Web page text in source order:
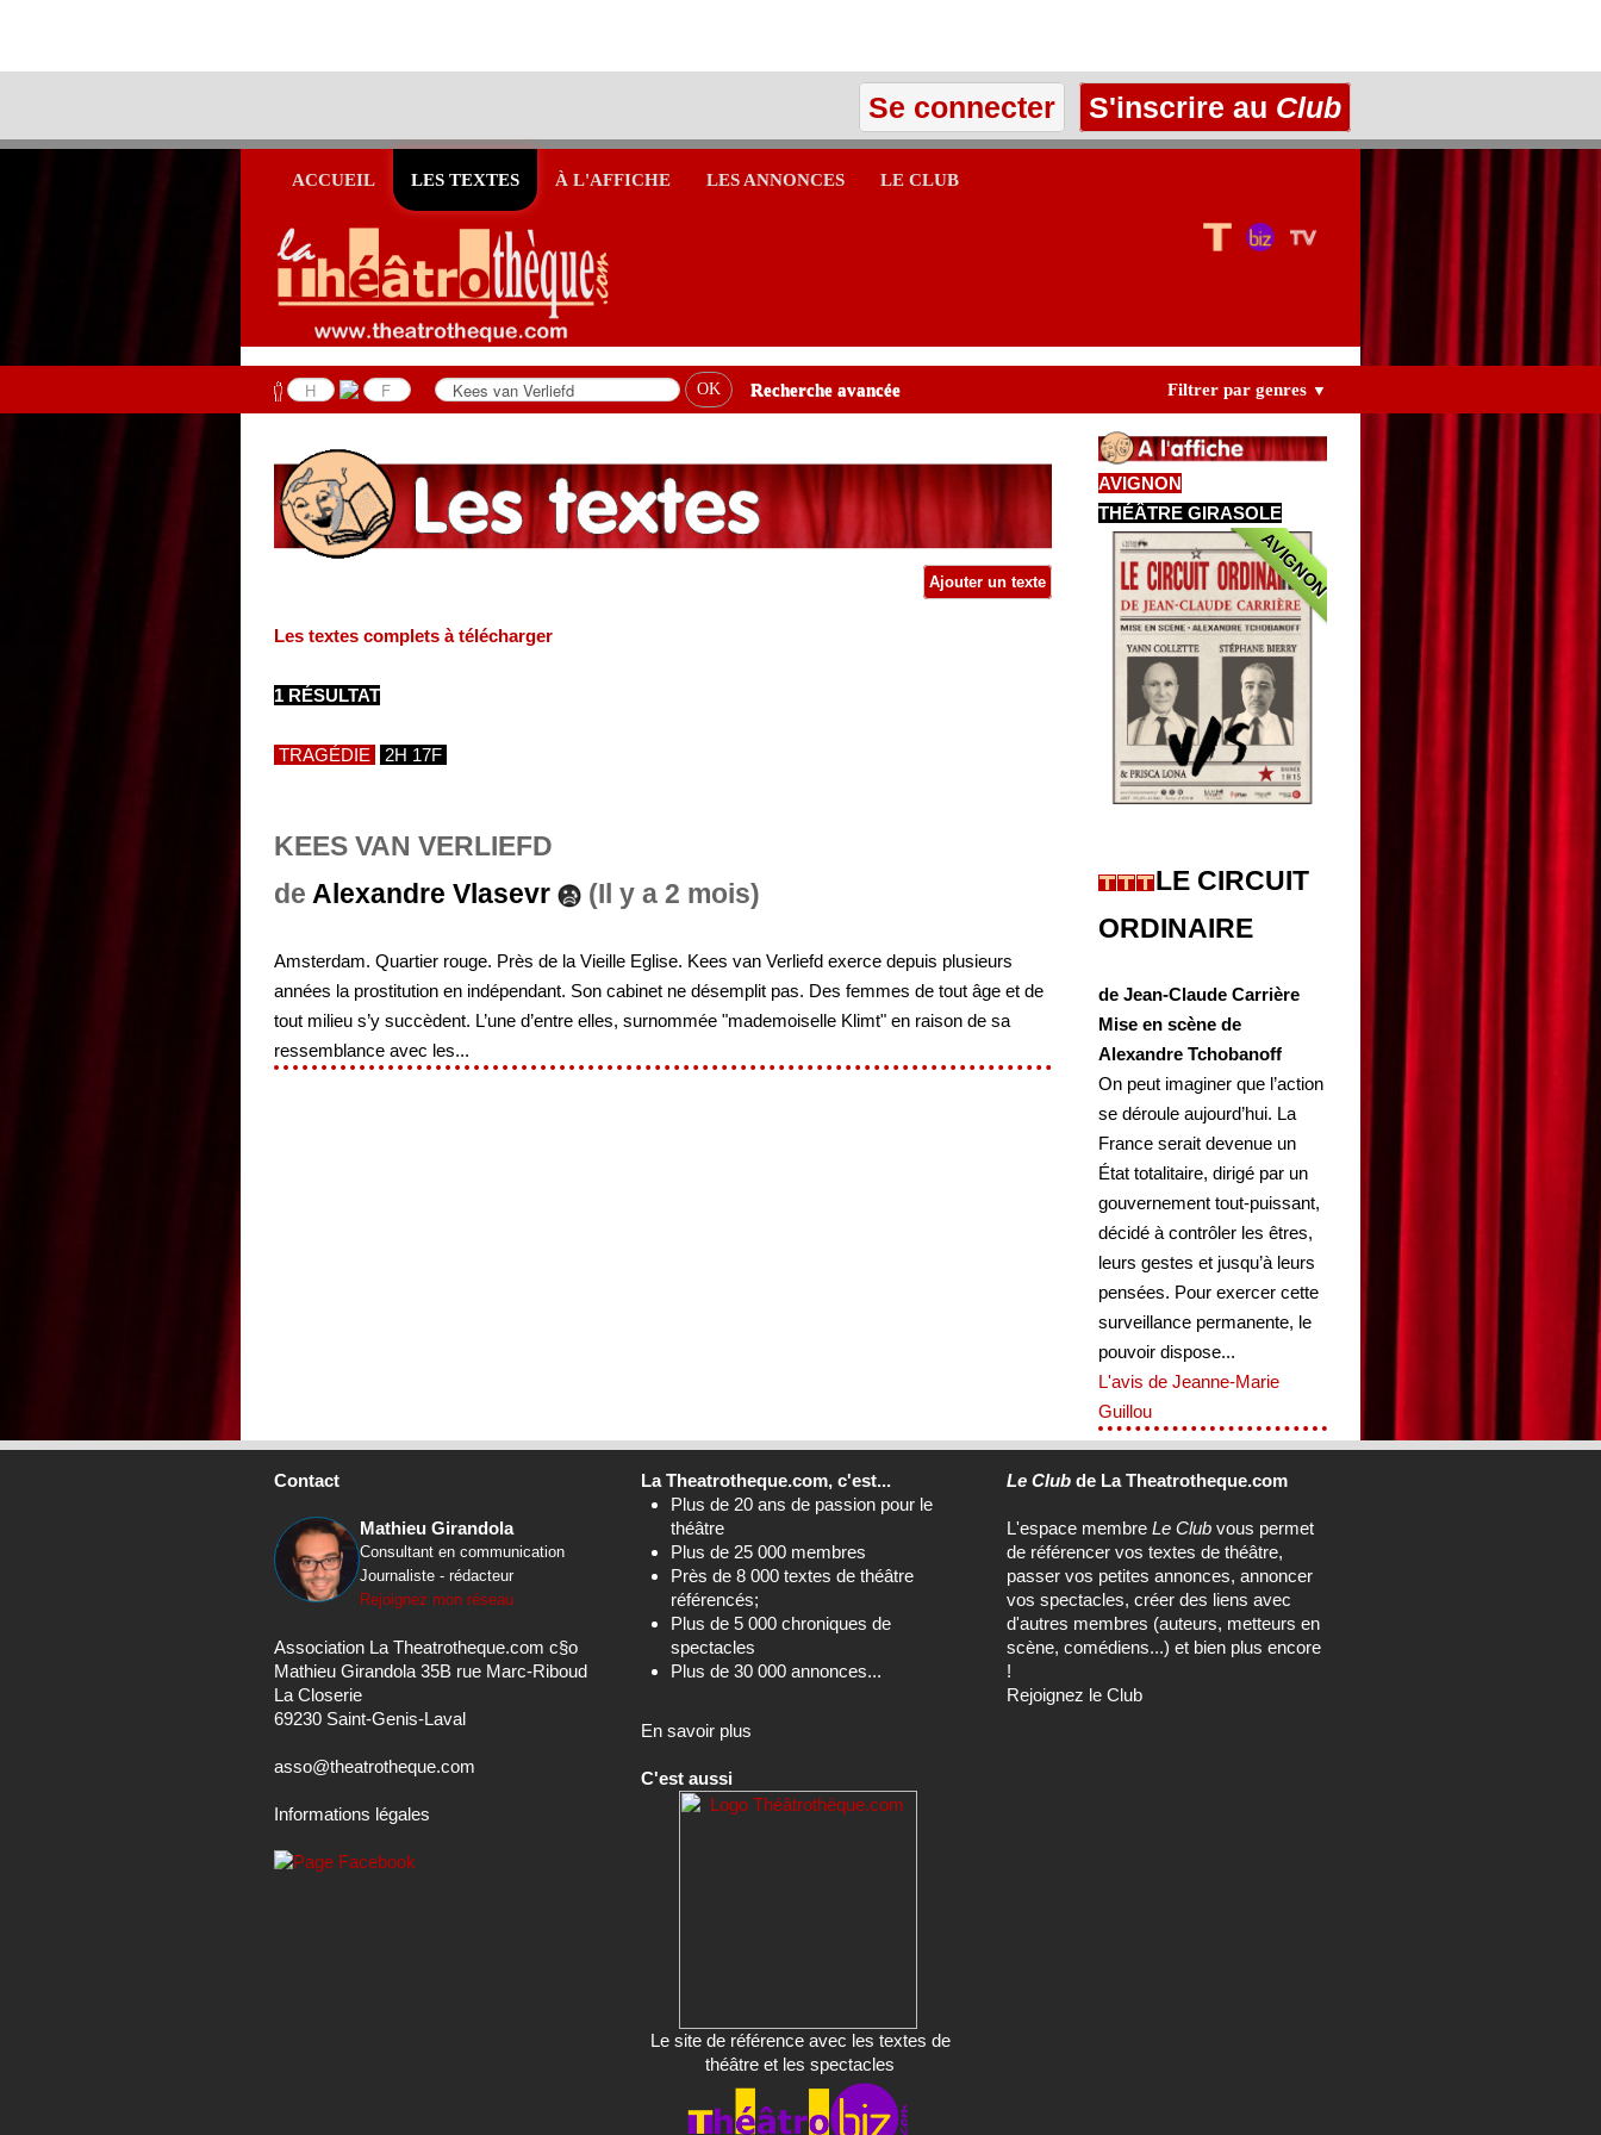
Se connecter S'inscrire au Club
ACCUEIL LES TEXTES À L'AFFICHE LES ANNONCES LE CLUB
Recherche avancée Filtrer par genres ▼
Ajouter un texte
Les textes complets à télécharger
1 RÉSULTAT
TRAGÉDIE 2H 17F
KEES VAN VERLIEFD
de Alexandre Vlasevr (Il y a 2 mois)
Amsterdam. Quartier rouge. Près de la Vieille Eglise. Kees van Verliefd exerce depuis plusieurs
années la prostitution en indépendant. Son cabinet ne désemplit pas. Des femmes de tout âge et de
tout milieu s’y succèdent. L’une d’entre elles, surnommée "mademoiselle Klimt" en raison de sa
ressemblance avec les...
AVIGNON
THÉÂTRE GIRASOLE
AVIGNON
LE CIRCUIT
ORDINAIRE
de Jean-Claude Carrière
Mise en scène de
Alexandre Tchobanoff
On peut imaginer que l’action
se déroule aujourd’hui. La
France serait devenue un
État totalitaire, dirigé par un
gouvernement tout-puissant,
décidé à contrôler les êtres,
leurs gestes et jusqu’à leurs
pensées. Pour exercer cette
surveillance permanente, le
pouvoir dispose...
L'avis de Jeanne-Marie
Guillou
Contact
Mathieu Girandola
Consultant en communication
Journaliste - rédacteur
Rejoignez mon réseau
Association La Theatrotheque.com c§o
Mathieu Girandola 35B rue Marc-Riboud
La Closerie
69230 Saint-Genis-Laval
asso@theatrotheque.com
Informations légales
La Theatrotheque.com, c'est...
Plus de 20 ans de passion pour le
théâtre
Plus de 25 000 membres
Près de 8 000 textes de théâtre
référencés;
Plus de 5 000 chroniques de
spectacles
Plus de 30 000 annonces...
En savoir plus
C'est aussi
Le site de référence avec les textes de
théâtre et les spectacles
Le Club de La Theatrotheque.com
L'espace membreLe Club vous permet
de référencer vos textes de théâtre,
passer vos petites annonces, annoncer
vos spectacles, créer des liens avec
d'autres membres (auteurs, metteurs en
scène, comédiens...) et bien plus encore
!
Rejoignez le Club